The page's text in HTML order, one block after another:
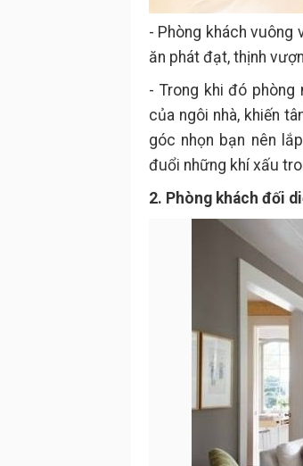
- Phòng khách vuông
ăn phát đạt, thịnh
- Trong khi đó
của ngôi nhà, khiến
góc nhọn bạn nên
đuổi những khí xấu
2. Phòng khách đối